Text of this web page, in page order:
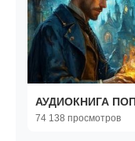
АУДИОКНИГА
74 138 просмотров